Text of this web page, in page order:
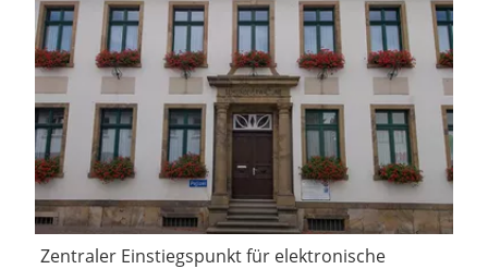
Zentraler Einstiegspunkt für elektronische